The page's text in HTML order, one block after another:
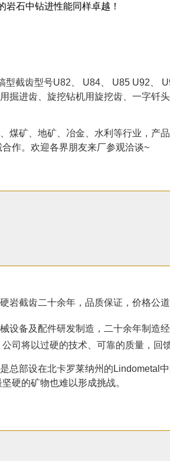
岩石中钻进性能同样卓越！
截齿型号U82、 U84、 U85 U92、
用掘进齿、旋挖钻机用旋挖齿、一字
矿、地矿、冶金、水利等行业，产
作。欢迎各界朋友来厂参观洽谈~
截齿二十余年，品质保证，价格公道
设备及配件研发制造，二十余年制
司将以过硬的技术、可靠的质量，回
部设在北卡罗莱纳州的Lindometal
硬的矿物也难以形成挑战。